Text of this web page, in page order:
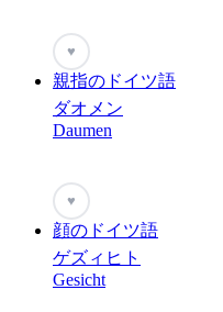
♥
親指のドイツ語
ダオメン
Daumen
♥
顔のドイツ語
ゲズィヒト
Gesicht